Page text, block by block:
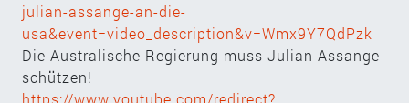
julian-assange-an-die-
usa&event=video_description&v=Wmx9Y7QdPzk
Die Australische Regierung muss Julian Assange
schützen!
https://www.youtube.com/redirect?